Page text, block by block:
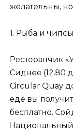
желательны,
1. Рыба и
Ресторанчик
Сиднее (12.80
Circular Quay
еде вы
бесплатно.